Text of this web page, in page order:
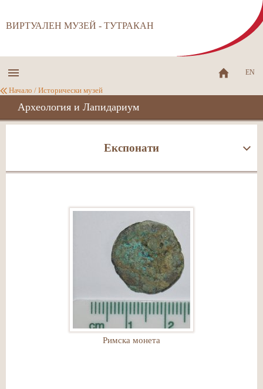
ВИРТУАЛЕН МУЗЕЙ - ТУТРАКАН
EN
Начало / Исторически музей
Археология и Лапидариум
Експонати
Римска монета